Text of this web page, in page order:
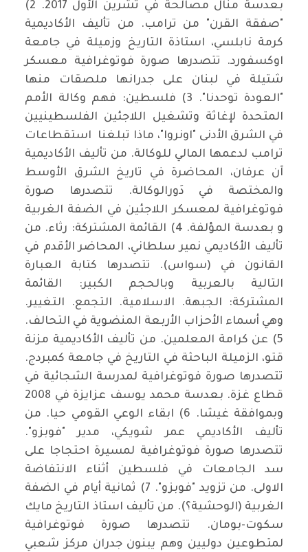
بعدسة منال مصالحة في تشرين الأول 2017. 2)
"صفقة القرن" من ترامب. من تأليف الأكاديمية
كرمة نابلسي، استاذة التاريخ وزميلة في جامعة
اوكسفورد. تتصدرها صورة فوتوغرافية معسكر
شتيلة في لبنان على جدرانها ملصقات منها
"العودة توحدنا". 3) فلسطين: فهم وكالة الأمم
المتحدة لإغاثة وتشغيل اللاجئين الفلسطينيين
في الشرق الأدنى "اونروا"، ماذا تبلغنا استقطاعات
ترامب لدعمها المالي للوكالة. من تأليف الأكاديمية
آن عرفان، المحاضرة في تاريخ الشرق الأوسط
والمختصة في دَورالوكالة. تتصدرها صورة
فوتوغرافية لمعسكر اللاجئين في الضفة الغربية
و بعدسة المؤلفة. 4) القائمة المشتركة: رثاء. من
تأليف الأكاديمي نمير سلطاني، المحاضر الأقدم في
القانون في (سواس). تتصدرها كتابة العبارة
التالية بالعربية وبالحجم الكبير: القائمة
المشتركة: الجبهة. الاسلامية. التجمع. التغيير.
وهي أسماء الأحزاب الأربعة المنضوية في التحالف.
5) عن كرامة المعلمين. من تأليف الأكاديمية مزنة
قتو، الزميلة الباحثة في التاريخ في جامعة كمبردج.
تتصدرها صورة فوتوغرافية لمدرسة الشجائية في
قطاع غزة. بعدسة محمد يوسف عزايزة في 2008
وبموافقة غيشا. 6) ابقاء الوعي القومي حيا. من
تأليف الأكاديمي عمر شويكي، مدير "فوبزو".
تتصدرها صورة فوتوغرافية لمسيرة احتجاجا على
سد الجامعات في فلسطين أثناء الانتفاضة
الاولى. من تزويد "فوبزو". 7) ثمانية أيام في الضفة
الغربية (الوحشية؟). من تأليف استاذ التاريخ مايك
سكوت-بومان. تتصدرها صورة فوتوغرافية
لمتطوعين دوليين وهم يبنون جدران مركز شعبي